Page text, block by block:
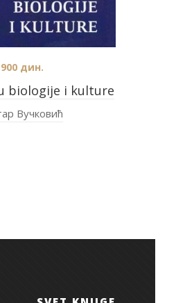
biologije i kulture
900 дин.
Вучковић